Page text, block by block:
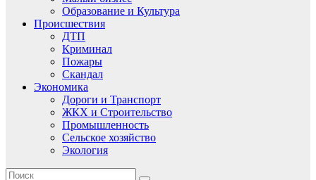
Образование и Культура
Происшествия
ДТП
Криминал
Пожары
Скандал
Экономика
Дороги и Транспорт
ЖКХ и Строительство
Промышленность
Сельское хозяйство
Экология